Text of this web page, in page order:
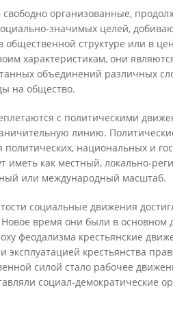
организованные,
значимых целей,
структуре или в
характеристикам, они
объединений различных
на общество.
с политическими
линию.
национальных и
иметь как местный, локально-
или международный масштаб.
социальные движения
Новое время они были в
феодализма крестьянские
эксплуатацией крестьянства
силой стало рабочее
социал-демократические